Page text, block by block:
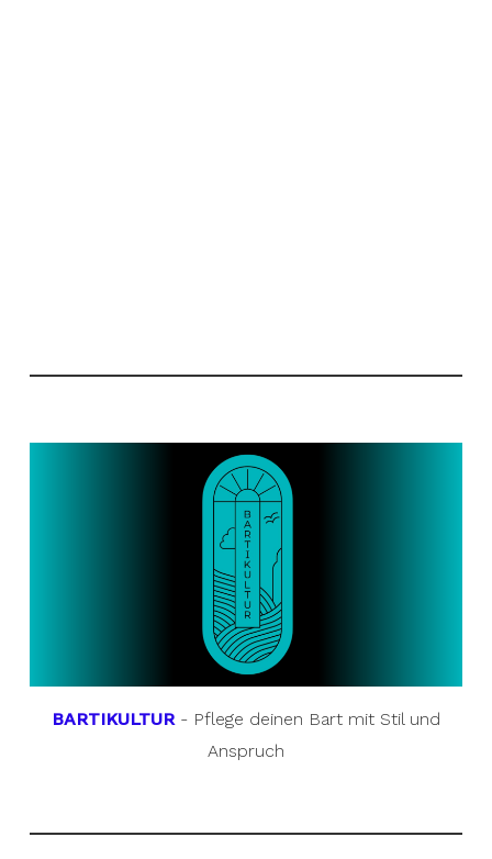
BARTIKULTUR- Pflege deinen Bart mit Stil und
Anspruch